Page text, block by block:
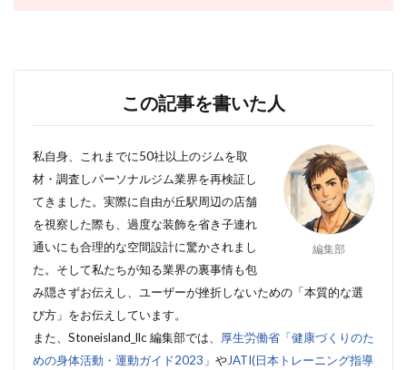
この記事を書いた人
編集部
私自身、これまでに50社以上のジムを取
材・調査しパーソナルジム業界を再検証し
てきました。実際に自由が丘駅周辺の店舗
を視察した際も、過度な装飾を省き子連れ
通いにも合理的な空間設計に驚かされまし
た。そして私たちが知る業界の裏事情も包
み隠さずお伝えし、ユーザーが挫折しないための「本質的な選
び方」をお伝えしています。
また、Stoneisland_llc 編集部では、 厚生労働省「健康づくりのた
めの身体活動・運動ガイド2023」 やJATI(日本トレーニング指導